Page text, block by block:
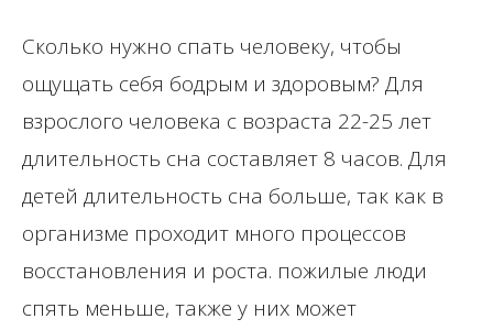
Сколько нужно спать человеку, чтобы
ощущать себя бодрым и здоровым? Для
взрослого человека с возраста 22-25 лет
длительность сна составляет 8 часов. Для
детей длительность сна больше, так как в
организме проходит много процессов
восстановления и роста. пожилые люди
спять меньше, также у них может